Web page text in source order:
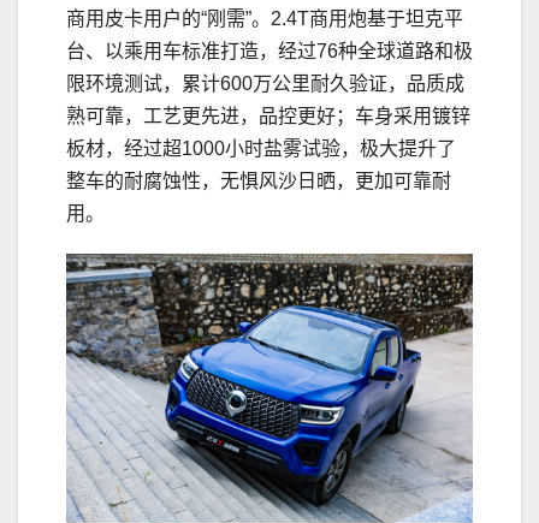
商用皮卡用户的“刚需”。2.4T商用炮基于坦克平
台、以乘用车标准打造，经过76种全球道路和极
限环境测试，累计600万公里耐久验证，品质成
熟可靠，工艺更先进，品控更好；车身采用镀锌
板材，经过超1000小时盐雾试验，极大提升了
整车的耐腐蚀性，无惧风沙日晒，更加可靠耐
用。